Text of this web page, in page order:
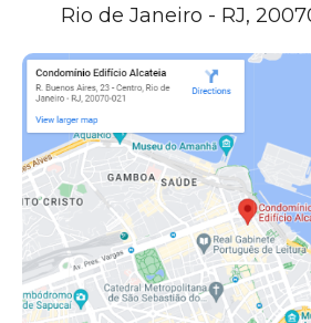
Rio de Janeiro - RJ,